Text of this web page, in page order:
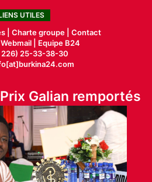
UTILES
| Charte groupe | Contact
Webmail |
Equipe B24
226) 25-33-38-30
Galian remportés